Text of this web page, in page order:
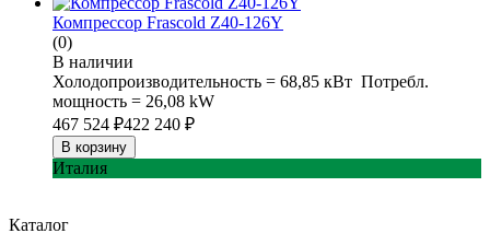
Компрессор Frascold Z40-126Y
(0)
В наличии
Холодопроизводительность = 68,85 кВт Потребл.
мощность = 26,08 kW
467 524 ₽422 240 ₽
В корзину
Италия
Каталог